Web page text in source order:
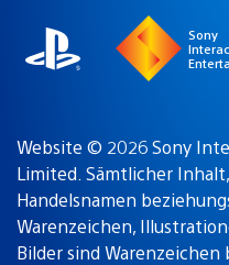
Sony
Website © 2026 Sony
Limited. Sämtlicher
Handelsnamen
Warenzeichen,
Bilder sind Warenzeichen